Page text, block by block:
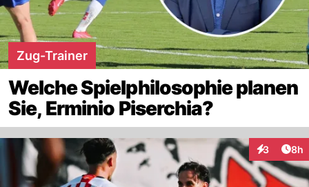
Zug-Trainer
Welche Spielphilosophie planen
Sie, Erminio Piserchia?
3 8h